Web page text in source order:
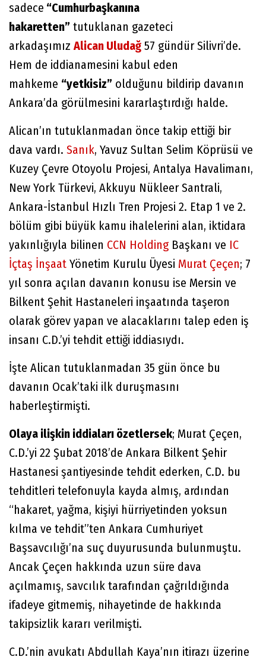
sadece “Cumhurbaşkanına
hakaretten” tutuklanan gazeteci
arkadaşımız Alican Uludağ 57 gündür Silivri’de.
Hem de iddianamesini kabul eden
mahkeme “yetkisiz” olduğunu bildirip davanın
Ankara’da görülmesini kararlaştırdığı halde.
Alican’ın tutuklanmadan önce takip ettiği bir
dava vardı. Sanık, Yavuz Sultan Selim Köprüsü ve
Kuzey Çevre Otoyolu Projesi, Antalya Havalimanı,
New York Türkevi, Akkuyu Nükleer Santrali,
Ankara-İstanbul Hızlı Tren Projesi 2. Etap 1 ve 2.
bölüm gibi büyük kamu ihalelerini alan, iktidara
yakınlığıyla bilinen CCN Holding Başkanı ve IC
İçtaş İnşaat Yönetim Kurulu Üyesi Murat Çeçen; 7
yıl sonra açılan davanın konusu ise Mersin ve
Bilkent Şehit Hastaneleri inşaatında taşeron
olarak görev yapan ve alacaklarını talep eden iş
insanı C.D.’yi tehdit ettiği iddiasıydı.
İşte Alican tutuklanmadan 35 gün önce bu
davanın Ocak’taki ilk duruşmasını
haberleştirmişti.
Olaya ilişkin iddiaları özetlersek; Murat Çeçen,
C.D.’yi 22 Şubat 2018’de Ankara Bilkent Şehir
Hastanesi şantiyesinde tehdit ederken, C.D. bu
tehditleri telefonuyla kayda almış, ardından
“hakaret, yağma, kişiyi hürriyetinden yoksun
kılma ve tehdit”ten Ankara Cumhuriyet
Başsavcılığı’na suç duyurusunda bulunmuştu.
Ancak Çeçen hakkında uzun süre dava
açılmamış, savcılık tarafından çağrıldığında
ifadeye gitmemiş, nihayetinde de hakkında
takipsizlik kararı verilmişti.
C.D.’nin avukatı Abdullah Kaya’nın itirazı üzerine